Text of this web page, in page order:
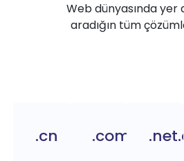
Web dünyasında yer
aradığın tüm
.cn .com.cn